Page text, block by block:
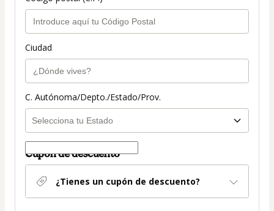
Ciudad
C. Autónoma/Depto./Estado/Prov.
Cupón de descuento
¿Tienes un cupón de descuento?